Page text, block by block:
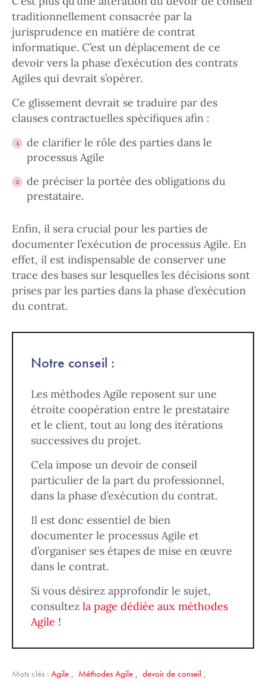
traditionnellement consacrée par la
jurisprudence en matière de contrat
informatique. C’est un déplacement de ce
devoir vers la phase d’exécution des contrats
Agiles qui devrait s’opérer.
Ce glissement devrait se traduire par des
clauses contractuelles spécifiques afin :
de clarifier le rôle des parties dans le
processus Agile
de préciser la portée des obligations du
prestataire.
Enfin, il sera crucial pour les parties de
documenter l’exécution de processus Agile. En
effet, il est indispensable de conserver une
trace des bases sur lesquelles les décisions sont
prises par les parties dans la phase d’exécution
du contrat.
Notre conseil :
Les méthodes Agile reposent sur une
étroite coopération entre le prestataire
et le client, tout au long des itérations
successives du projet.
Cela impose un devoir de conseil
particulier de la part du professionnel,
dans la phase d’exécution du contrat.
Il est donc essentiel de bien
documenter le processus Agile et
d’organiser ses étapes de mise en œuvre
dans le contrat.
Si vous désirez approfondir le sujet,
consultez la page dédiée aux méthodes
Agile !
Mots clés : Agile , Méthodes Agile , devoir de conseil ,